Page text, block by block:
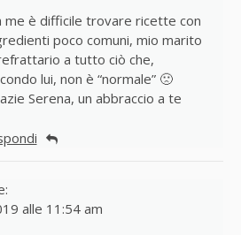
me è difficile trovare ricette con
poco comuni, mio marito
a tutto ciò che,
lui, non è “normale” 🙁
Serena, un abbraccio a te
alle 11:54 am